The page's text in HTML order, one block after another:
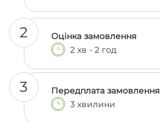
2
Оцінка замовлення
2 хв - 2 год
3
Передплата замовлення
3 хвилини